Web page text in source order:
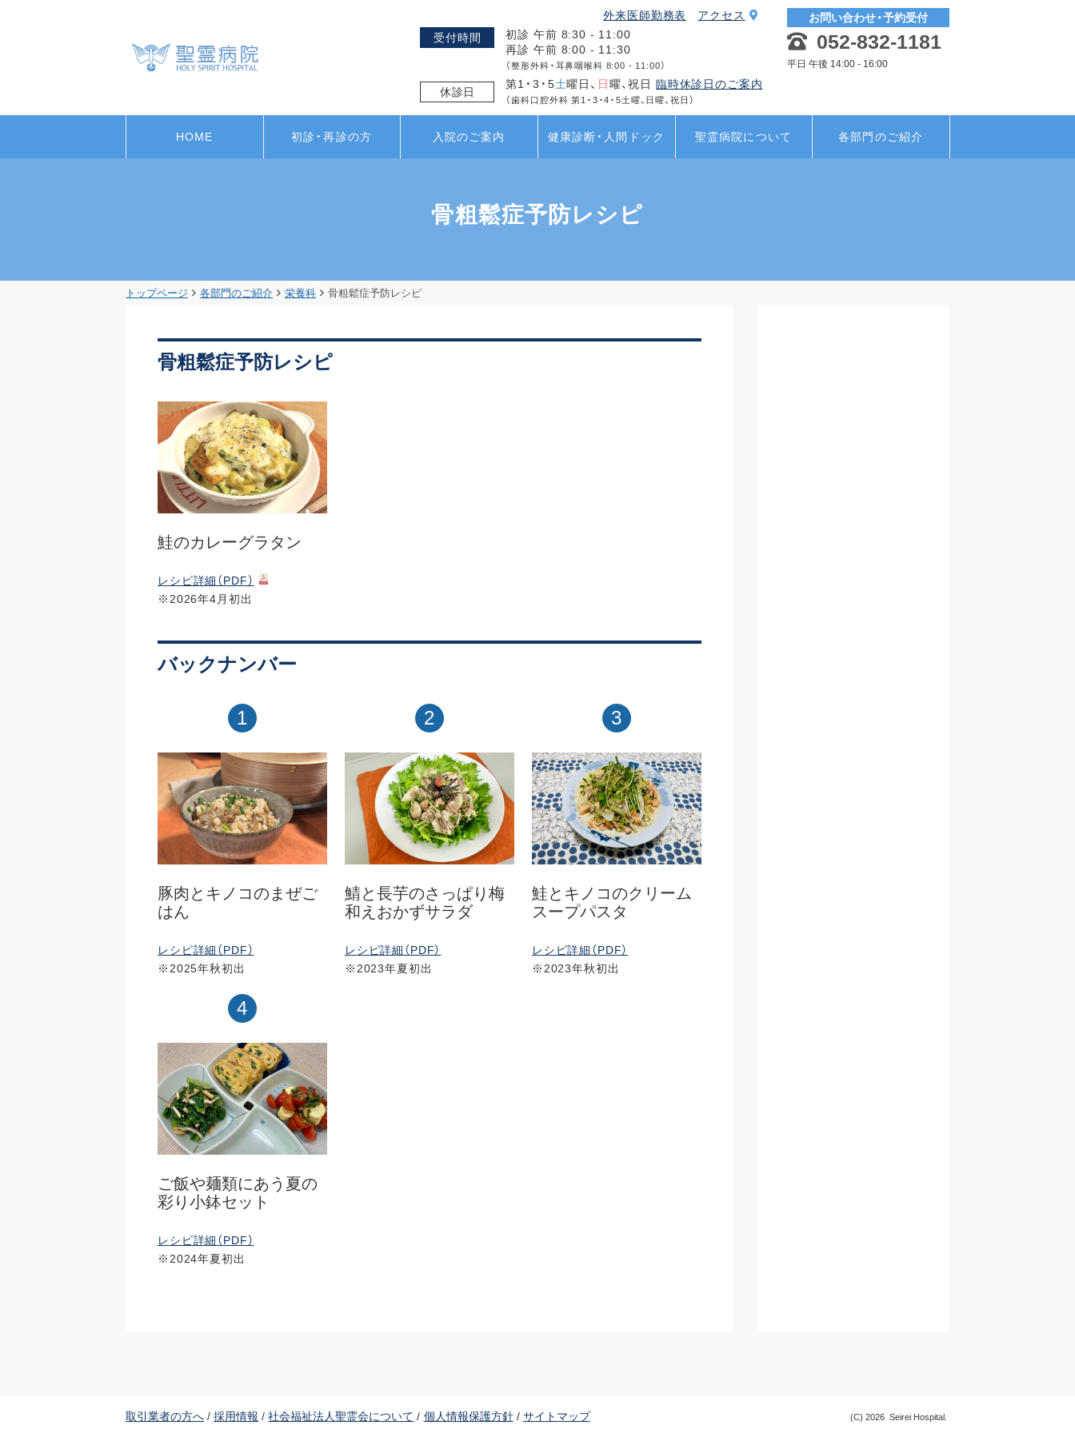
外来医師勤務表
アクセス
受付時間
初診 午前 8:30 - 11:00
再診 午前 8:00 - 11:30
（整形外科・耳鼻咽喉科 8:00 - 11:00）
休診日
第1・3・5土曜日、 日曜、祝日 臨時休診日のご案内
（歯科口腔外科 第1・3・4・5土曜、日曜、祝日）
お問い合わせ・予約受付
052-832-1181
平日 午後 14:00 - 16:00
HOME 初診・再診の方 入院のご案内 健康診断・人間ドック 聖霊病院について 各部門のご紹介
骨粗鬆症予防レシピ
トップページ 各部門のご紹介 栄養科 骨粗鬆症予防レシピ
骨粗鬆症予防レシピ
鮭のカレーグラタン
レシピ詳細（PDF）
※2026年4月初出
バックナンバー
1
豚肉とキノコのまぜご
はん
レシピ詳細（PDF）
※2025年秋初出
2
鯖と長芋のさっぱり梅
和えおかずサラダ
レシピ詳細（PDF）
※2023年夏初出
3
鮭とキノコのクリーム
スープパスタ
レシピ詳細（PDF）
※2023年秋初出
4
ご飯や麺類にあう夏の
彩り小鉢セット
レシピ詳細（PDF）
※2024年夏初出
取引業者の方へ 採用情報 社会福祉法人聖霊会について 個人情報保護方針 サイトマップ (C) 2026 Seirei Hospital.